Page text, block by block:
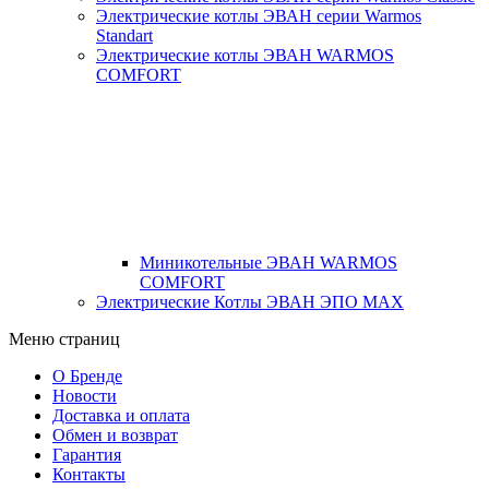
Электрические котлы ЭВАН серии Warmos
Standart
Электрические котлы ЭВАН WARMOS
COMFORT
Миникотельные ЭВАН WARMOS
COMFORT
Электрические Котлы ЭВАН ЭПО MAX
Меню страниц
О Бренде
Новости
Доставка и оплата
Обмен и возврат
Гарантия
Контакты